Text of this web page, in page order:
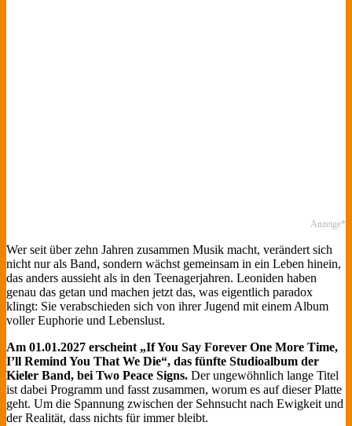
Anzeige*
Wer seit über zehn Jahren zusammen Musik macht, verändert sich
nicht nur als Band, sondern wächst gemeinsam in ein Leben hinein,
das anders aussieht als in den Teenagerjahren. Leoniden haben
genau das getan und machen jetzt das, was eigentlich paradox
klingt: Sie verabschieden sich von ihrer Jugend mit einem Album
voller Euphorie und Lebenslust.
Am 01.01.2027 erscheint „If You Say Forever One More Time,
I’ll Remind You That We Die“, das fünfte Studioalbum der
Kieler Band, bei Two Peace Signs. Der ungewöhnlich lange Titel
ist dabei Programm und fasst zusammen, worum es auf dieser Platte
geht. Um die Spannung zwischen der Sehnsucht nach Ewigkeit und
der Realität, dass nichts für immer bleibt.